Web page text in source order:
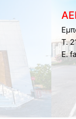
Τ.
E.